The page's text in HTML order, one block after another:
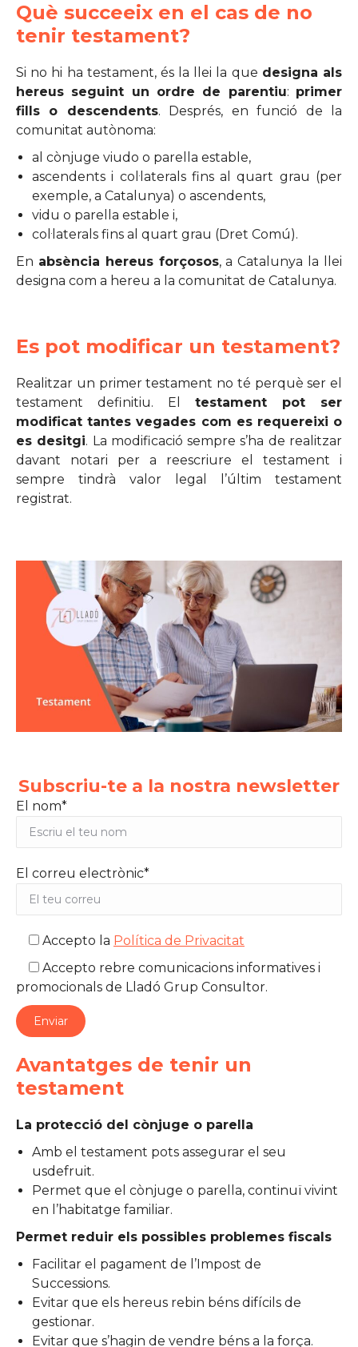
Què succeeix en el cas de no
tenir testament?
Si no hi ha testament, és la llei la que designa als
hereus seguint un ordre de parentiu: primer
fills o descendents. Després, en funció de la
comunitat autònoma:
al cònjuge viudo o parella estable,
ascendents i col·laterals fins al quart grau (per
exemple, a Catalunya) o ascendents,
vidu o parella estable i,
col·laterals fins al quart grau (Dret Comú).
En absència hereus forçosos, a Catalunya la llei
designa com a hereu a la comunitat de Catalunya.
Es pot modificar un testament?
Realitzar un primer testament no té perquè ser el
testament definitiu. El testament pot ser
modificat tantes vegades com es requereixi o
es desitgi. La modificació sempre s’ha de realitzar
davant notari per a reescriure el testament i
sempre tindrà valor legal l’últim testament
registrat.
Subscriu-te a la nostra newsletter
El nom*
El correu electrònic*
Accepto la Política de Privacitat
Accepto rebre comunicacions informatives i
promocionals de Lladó Grup Consultor.
Avantatges de tenir un
testament
La protecció del cònjuge o parella
Amb el testament pots assegurar el seu
usdefruit.
Permet que el cònjuge o parella, continuï vivint
en l’habitatge familiar.
Permet reduir els possibles problemes fiscals
Facilitar el pagament de l’Impost de
Successions.
Evitar que els hereus rebin béns difícils de
gestionar.
Evitar que s’hagin de vendre béns a la força.